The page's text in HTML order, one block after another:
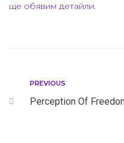
ще обявим детайли.
PREVIOUS
Perception Of